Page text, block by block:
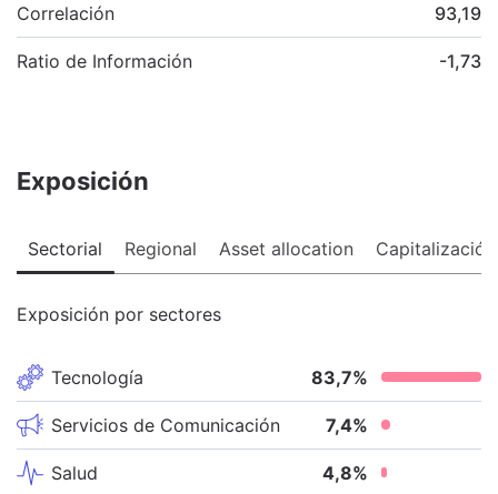
Correlación 93,19
Ratio de Información -1,73
Exposición
Sectorial Regional Asset allocation Capitalización
Exposición por sectores
Tecnología 83,7%
Servicios de Comunicación 7,4%
Salud 4,8%